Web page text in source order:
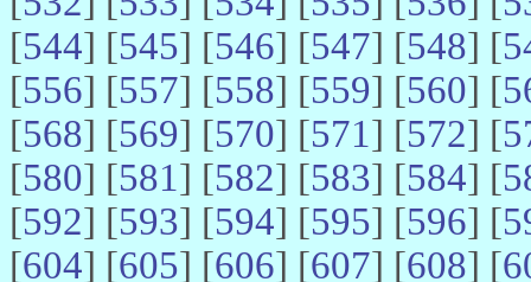
[544] [545] [546] [547] [548] [
[556] [557] [558] [559] [560] [
[568] [569] [570] [571] [572] [
[580] [581] [582] [583] [584] [
[592] [593] [594] [595] [596] [
[604] [605] [606] [607] [608] [